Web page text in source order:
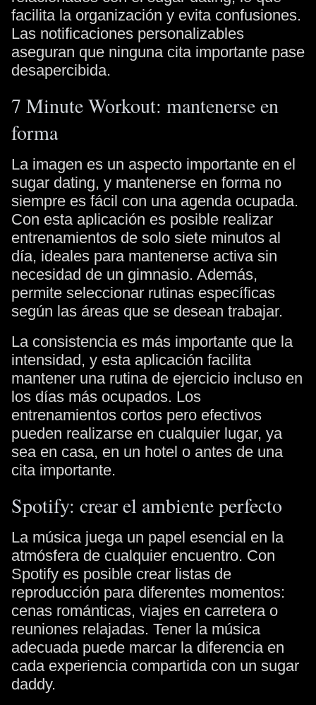
facilita la organización y evita confusiones.
Las notificaciones personalizables
aseguran que ninguna cita importante pase
desapercibida.
7 Minute Workout: mantenerse en
forma
La imagen es un aspecto importante en el
sugar dating, y mantenerse en forma no
siempre es fácil con una agenda ocupada.
Con esta aplicación es posible realizar
entrenamientos de solo siete minutos al
día, ideales para mantenerse activa sin
necesidad de un gimnasio. Además,
permite seleccionar rutinas específicas
según las áreas que se desean trabajar.
La consistencia es más importante que la
intensidad, y esta aplicación facilita
mantener una rutina de ejercicio incluso en
los días más ocupados. Los
entrenamientos cortos pero efectivos
pueden realizarse en cualquier lugar, ya
sea en casa, en un hotel o antes de una
cita importante.
Spotify: crear el ambiente perfecto
La música juega un papel esencial en la
atmósfera de cualquier encuentro. Con
Spotify es posible crear listas de
reproducción para diferentes momentos:
cenas románticas, viajes en carretera o
reuniones relajadas. Tener la música
adecuada puede marcar la diferencia en
cada experiencia compartida con un sugar
daddy.